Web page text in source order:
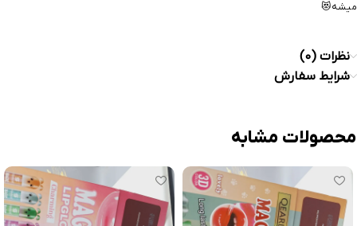
میشه😻
نظرات (0)
شرایط سفارش
محصولات مشابه